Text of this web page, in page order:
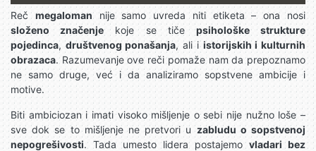
Reč megalomannije samo uvreda niti etiketa – ona nosi
složeno značenjekoje se tičepsihološke strukture
pojedinca,društvenog ponašanja, ali iistorijskih i kulturnih
obrazaca. Razumevanje ove reči pomaže nam da prepoznamo
ne samo druge, već i da analiziramo sopstvene ambicije i
motive.
Biti ambiciozan i imati visoko mišljenje o sebi nije nužno loše –
sve dok se to mišljenje ne pretvori uzabludu o sopstvenoj
nepogrešivosti. Tada umesto lidera postajemo vladari bez